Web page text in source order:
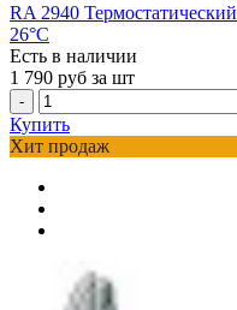
RA 2940
26°С
Есть в наличии
1 790 руб за шт
-
Купить
Хит продаж